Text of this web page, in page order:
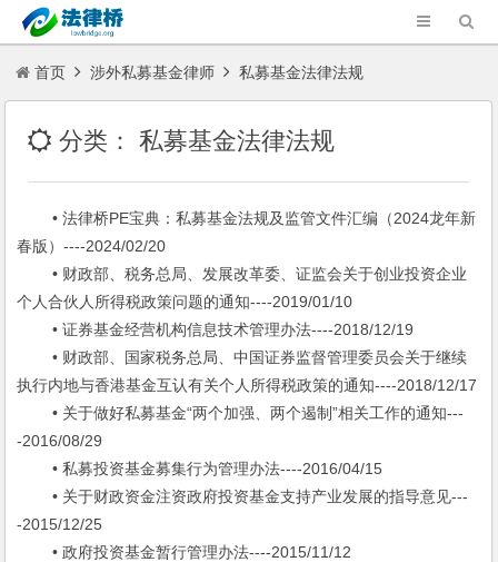
首页 涉外私募基金律师 私募基金法律法规
分类：私募基金法律法规
• 法律桥PE宝典：私募基金法规及监管文件汇编（2024龙年新
春版）----2024/02/20
• 财政部、税务总局、发展改革委、证监会关于创业投资企业
个人合伙人所得税政策问题的通知----2019/01/10
• 证券基金经营机构信息技术管理办法----2018/12/19
• 财政部、国家税务总局、中国证券监督管理委员会关于继续
执行内地与香港基金互认有关个人所得税政策的通知----2018/12/17
• 关于做好私募基金“两个加强、两个遏制”相关工作的通知---
-2016/08/29
• 私募投资基金募集行为管理办法----2016/04/15
• 关于财政资金注资政府投资基金支持产业发展的指导意见---
-2015/12/25
• 政府投资基金暂行管理办法----2015/11/12